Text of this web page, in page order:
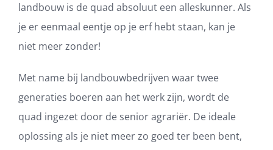
landbouw is de quad absoluut een alleskunner. Als
je er eenmaal eentje op je erf hebt staan, kan je
niet meer zonder!
Met name bij landbouwbedrijven waar twee
generaties boeren aan het werk zijn, wordt de
quad ingezet door de senior agrariër. De ideale
oplossing als je niet meer zo goed ter been bent,